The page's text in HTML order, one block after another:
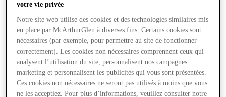
votre vie privée
Notre site web utilise des cookies et des technologies similaires mis
en place par McArthurGlen à diverses fins. Certains cookies sont
nécessaires (par exemple, pour permettre au site de fonctionner
correctement). Les cookies non nécessaires comprennent ceux qui
analysent l’utilisation du site, personnalisent nos campagnes
marketing et personnalisent les publicités qui vous sont présentées.
Ces cookies non nécessaires ne seront pas utilisés à moins que vous
ne les acceptiez. Pour plus d’informations, veuillez consulter notre